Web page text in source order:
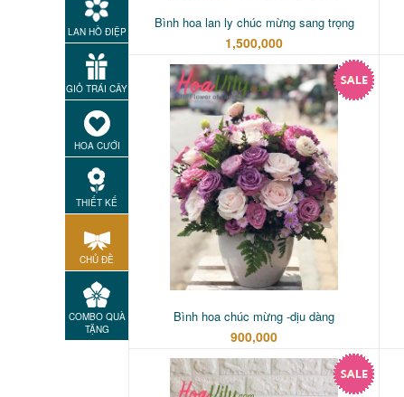
LAN HỒ ĐIỆP
GIỎ TRÁI CÂY
HOA CƯỚI
THIẾT KẾ
CHỦ ĐỀ
COMBO QUÀ
TẶNG
Bình hoa lan ly chúc mừng sang trọng
1,500,000
Bình hoa chúc mừng -dịu dàng
900,000